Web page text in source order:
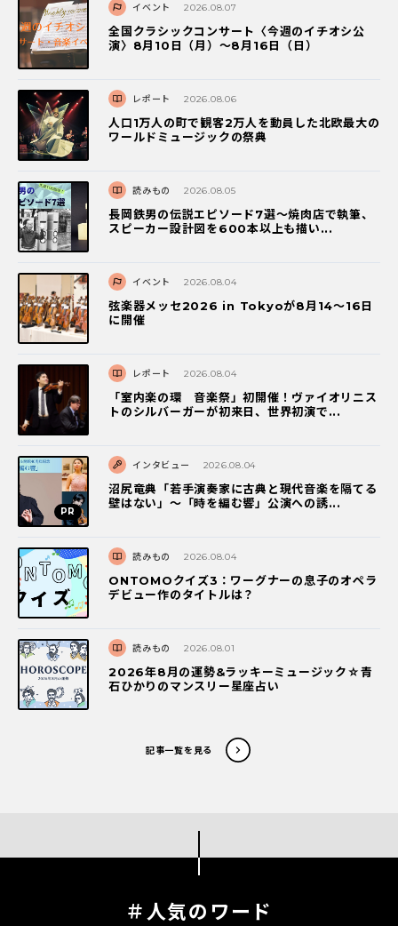
イベント 2026.08.07
全国クラシックコンサート〈今週のイチオシ公
演〉8月10日（月）～8月16日（日）
レポート 2026.08.06
人口1万人の町で観客2万人を動員した北欧最大の
ワールドミュージックの祭典
読みもの 2026.08.05
長岡鉄男の伝説エピソード7選〜焼肉店で執筆、
スピーカー設計図を600本以上も描い...
イベント 2026.08.04
弦楽器メッセ2026 in Tokyoが8月14～16日
に開催
レポート 2026.08.04
「室内楽の環 音楽祭」初開催！ヴァイオリニス
トのシルバーガーが初来日、世界初演で...
インタビュー 2026.08.04
沼尻竜典「若手演奏家に古典と現代音楽を隔てる
壁はない」～「時を編む響」公演への誘...
読みもの 2026.08.04
ONTOMOクイズ3：ワーグナーの息子のオペラ
デビュー作のタイトルは？
読みもの 2026.08.01
2026年8月の運勢&ラッキーミュージック☆青
石ひかりのマンスリー星座占い
記事一覧を見る
＃人気のワード